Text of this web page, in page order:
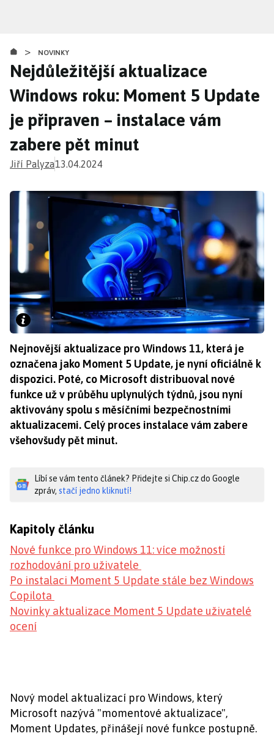
obsahu
> NOVINKY
Nejdůležitější aktualizace
Windows roku: Moment 5 Update
je připraven – instalace vám
zabere pět minut
Jiří Palyza13.04.2024
Nejnovější aktualizace pro Windows 11, která je
označena jako Moment 5 Update, je nyní oficiálně k
dispozici. Poté, co Microsoft distribuoval nové
funkce už v průběhu uplynulých týdnů, jsou nyní
aktivovány spolu s měsíčními bezpečnostními
aktualizacemi. Celý proces instalace vám zabere
všehovšudy pět minut.
Líbí se vám tento článek? Přidejte si Chip.cz do Google
zpráv, stačí jedno kliknutí!
Kapitoly článku
Nové funkce pro Windows 11: více možností
rozhodování pro uživatele
Po instalaci Moment 5 Update stále bez Windows
Copilota
Novinky aktualizace Moment 5 Update uživatelé
ocení
Nový model aktualizací pro Windows, který
Microsoft nazývá "momentové aktualizace",
Moment Updates, přinášejí nové funkce postupně.